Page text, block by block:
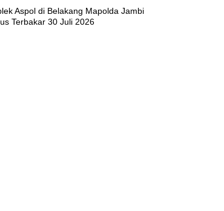
Aspol di Belakang Mapolda Jambi
Terbakar 30 Juli 2026